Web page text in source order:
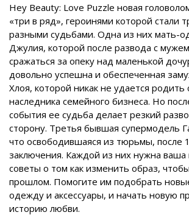
Hey Beauty: Love Puzzle новая
«три в ряд», героинями которой стали
разными судьбами. Одна из них мать-
Джулия, которой после развода с
сражаться за опеку над маленькой
довольно успешна и обеспеченная
Хлоя, которой никак не удается родить
наследника семейного бизнеса. Но
события ее судьба делает резкий
сторону. Третья бывшая супермодель
что освободившаяся из тюрьмы, после
заключения. Каждой из них нужна
советы о том как изменить образ,
прошлом. Помогите им подобрать
одежду и аксессуары, и начать новую
историю любви.